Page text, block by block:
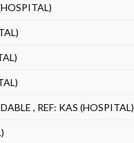
, REF: KAS (HOSPITAL)